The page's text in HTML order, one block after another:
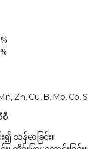
Zn, Cu, B, Mo, Co, S
သန်မာခြင်း။